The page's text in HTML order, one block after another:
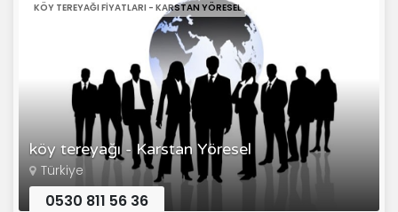
köy tereyağı - Karstan Yöresel
KÖY TEREYAĞI FIYATLARI - KARSTAN YÖRESEL
Türkiye
0530 811 56 36